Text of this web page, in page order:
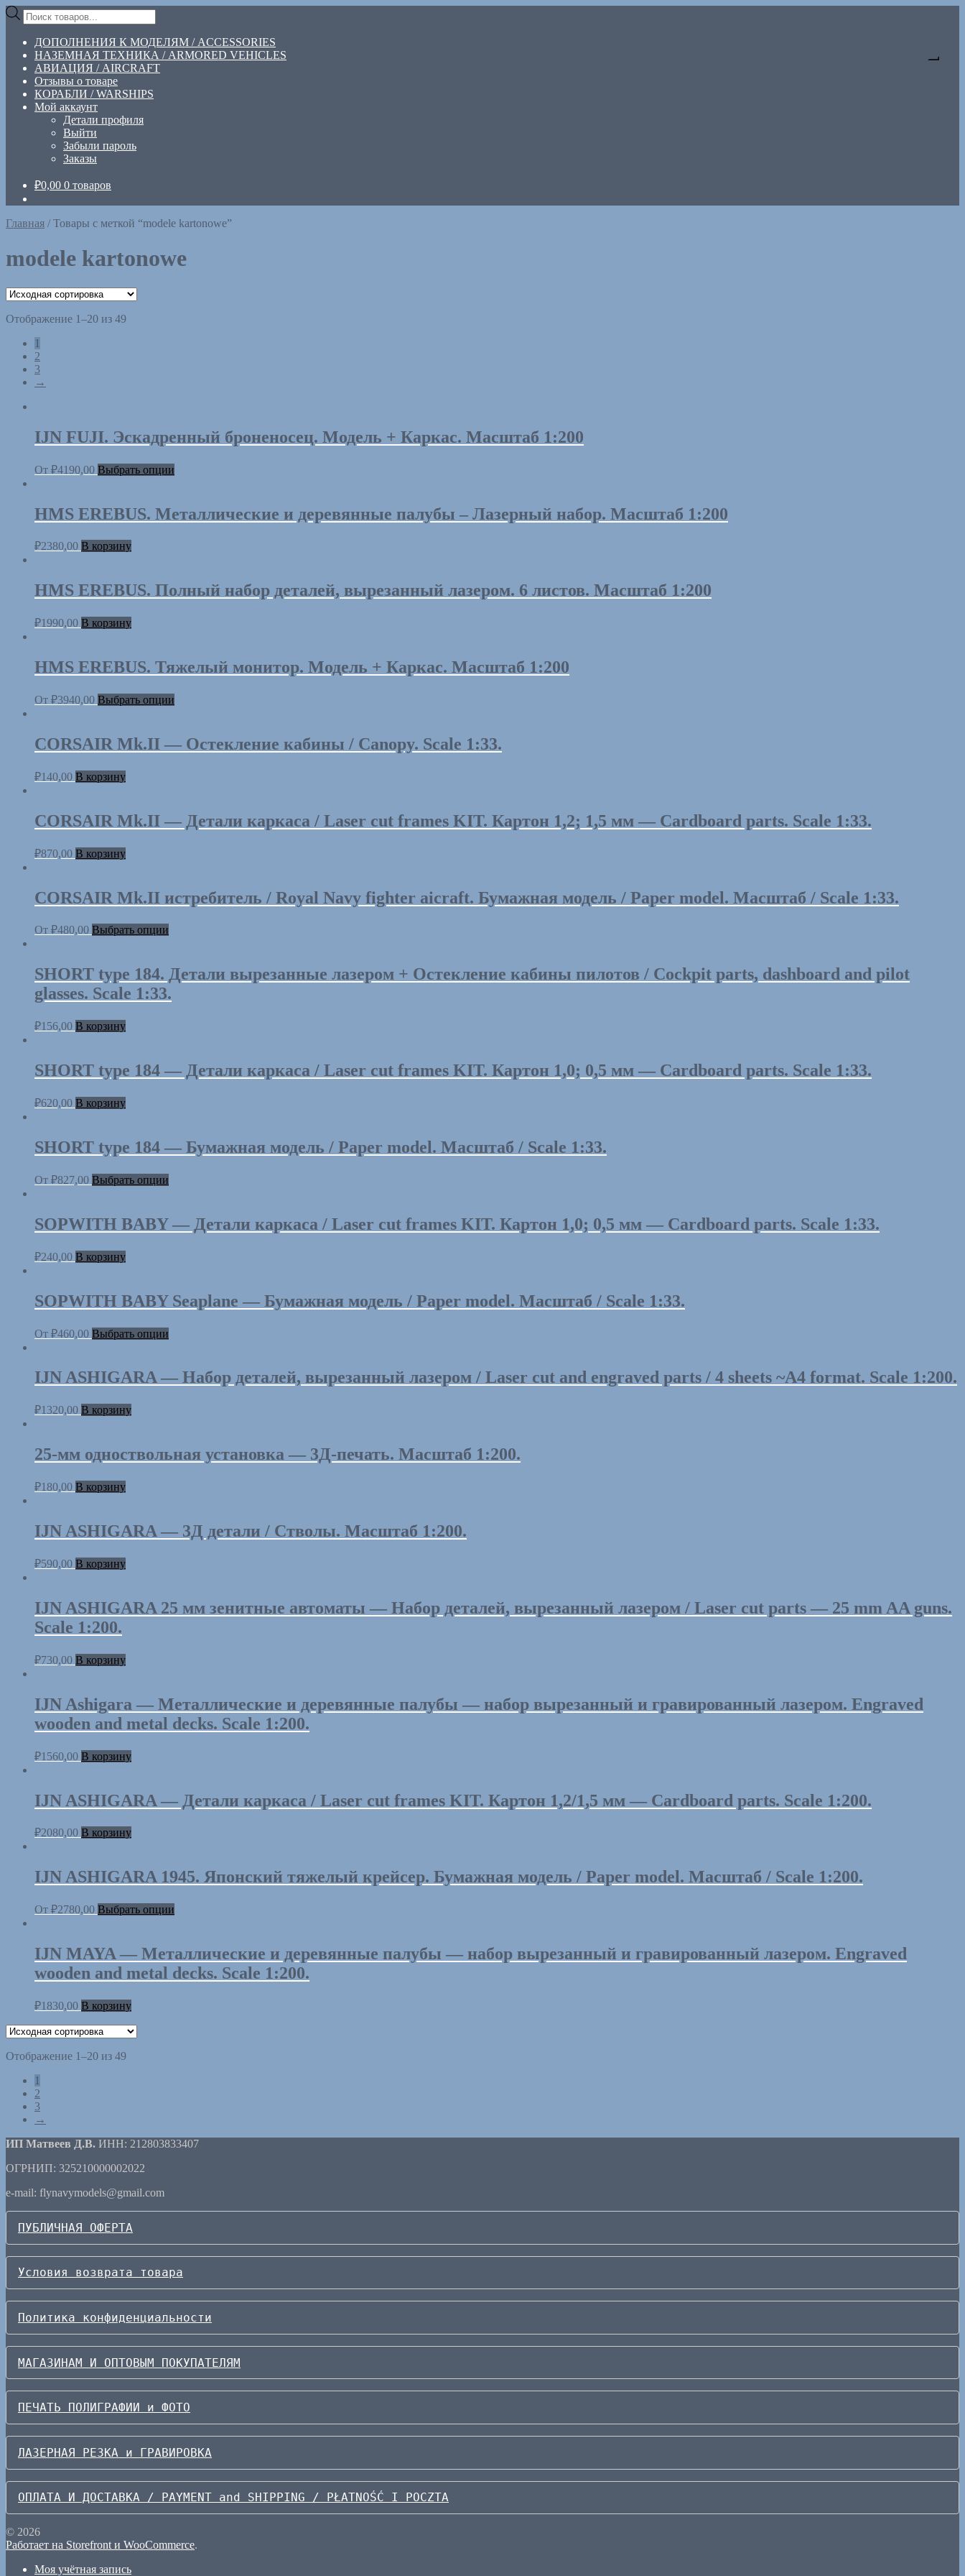
Перейти
навигации
Перейти
содержимому
Поиск
товаров
ДОПОЛНЕНИЯ К МОДЕЛЯМ / ACCESSORIES
НАЗЕМНАЯ ТЕХНИКА / ARMORED VEHICLES
АВИАЦИЯ / AIRCRAFT
Отзывы о товаре
КОРАБЛИ / WARSHIPS
Мой аккаунт
Детали профиля
Выйти
Забыли пароль
Заказы
₽0,00 0 товаров
Главная /Товары с меткой “modele kartonowe”
modele kartonowe
Отображение 1–20 из 49
1
2
3
→
IJN FUJI. Эскадренный броненосец. Модель + Каркас. Масштаб 1:200
От ₽4190,00 Выбрать опции
HMS EREBUS. Металлические и деревянные палубы – Лазерный набор. Масштаб 1:200
₽2380,00 В корзину
HMS EREBUS. Полный набор деталей, вырезанный лазером. 6 листов. Масштаб 1:200
₽1990,00 В корзину
HMS EREBUS. Тяжелый монитор. Модель + Каркас. Масштаб 1:200
От ₽3940,00 Выбрать опции
CORSAIR Mk.II — Остекление кабины / Canopy. Scale 1:33.
₽140,00 В корзину
CORSAIR Mk.II — Детали каркаса / Laser cut frames KIT. Картон 1,2; 1,5 мм — Cardboard parts. Scale 1:33.
₽870,00 В корзину
CORSAIR Mk.II истребитель / Royal Navy fighter aicraft. Бумажная модель / Paper model. Масштаб / Scale 1:33.
От ₽480,00 Выбрать опции
SHORT type 184. Детали вырезанные лазером + Остекление кабины пилотов / Cockpit parts, dashboard and pilot
glasses. Scale 1:33.
₽156,00 В корзину
SHORT type 184 — Детали каркаса / Laser cut frames KIT. Картон 1,0; 0,5 мм — Cardboard parts. Scale 1:33.
₽620,00 В корзину
SHORT type 184 — Бумажная модель / Paper model. Масштаб / Scale 1:33.
От ₽827,00 Выбрать опции
SOPWITH BABY — Детали каркаса / Laser cut frames KIT. Картон 1,0; 0,5 мм — Cardboard parts. Scale 1:33.
₽240,00 В корзину
SOPWITH BABY Seaplane — Бумажная модель / Paper model. Масштаб / Scale 1:33.
От ₽460,00 Выбрать опции
IJN ASHIGARA — Набор деталей, вырезанный лазером / Laser cut and engraved parts / 4 sheets ~A4 format. Scale 1:200.
₽1320,00 В корзину
25-мм одноствольная установка — 3Д-печать. Масштаб 1:200.
₽180,00 В корзину
IJN ASHIGARA — 3Д детали / Стволы. Масштаб 1:200.
₽590,00 В корзину
IJN ASHIGARA 25 мм зенитные автоматы — Набор деталей, вырезанный лазером / Laser cut parts — 25 mm AA guns.
Scale 1:200.
₽730,00 В корзину
IJN Ashigara — Металлические и деревянные палубы — набор вырезанный и гравированный лазером. Engraved
wooden and metal decks. Scale 1:200.
₽1560,00 В корзину
IJN ASHIGARA — Детали каркаса / Laser cut frames KIT. Картон 1,2/1,5 мм — Cardboard parts. Scale 1:200.
₽2080,00 В корзину
IJN ASHIGARA 1945. Японский тяжелый крейсер. Бумажная модель / Paper model. Масштаб / Scale 1:200.
От ₽2780,00 Выбрать опции
IJN MAYA — Металлические и деревянные палубы — набор вырезанный и гравированный лазером. Engraved
wooden and metal decks. Scale 1:200.
₽1830,00 В корзину
Отображение 1–20 из 49
1
2
3
→
ИП Матвеев Д.В. ИНН: 212803833407
ОГРНИП: 325210000002022
e-mail: flynavymodels@gmail.com
ПУБЛИЧНАЯ ОФЕРТА
Условия возврата товара
Политика конфиденциальности
МАГАЗИНАМ И ОПТОВЫМ ПОКУПАТЕЛЯМ
ПЕЧАТЬ ПОЛИГРАФИИ и ФОТО
ЛАЗЕРНАЯ РЕЗКА и ГРАВИРОВКА
ОПЛАТА И ДОСТАВКА / PAYMENT and SHIPPING / PŁATNOŚĆ I POCZTA
© 2026
Работает на Storefront и WooCommerce.
Моя учётная запись